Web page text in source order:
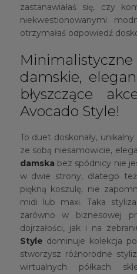
zastanawiałaś się, czy
niekwestionowanymi
otrzymałaś odpowiedź
damskie,
błyszczące
Avocado Style!
To duet doskonały,
ze sobą niesamowicie,
damska bez spódnicy nie
w dwie strony, dlatego
piękną koszulę, nie
midi lub maxi. Taka
zarówno w biznesowej
dojrzałości, jak i na
Style dominuje kolekcja
stworzysz różnorodne
wirtualnych półkach